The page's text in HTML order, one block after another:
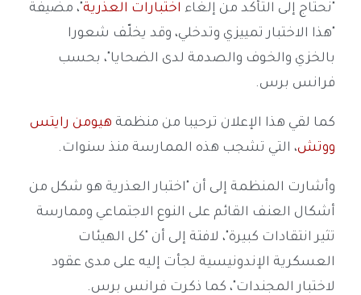
"نحتاج إلى التأكد من إلغاء اختبارات العذرية"، مضيفة
"هذا الاختبار تمييزي وتدخلي، وقد يخلّف شعورا
بالخزي والخوف والصدمة لدى الضحايا"، بحسب
فرانس برس.
كما لقي هذا الإعلان ترحيبا من منظمة هيومن رايتس
ووتش، التي تشجب هذه الممارسة منذ سنوات.
وأشارت المنظمة إلى أن "اختبار العذرية هو شكل من
أشكال العنف القائم على النوع الاجتماعي وممارسة
تثير انتقادات كبيرة"، لافتة إلى أن "كل الهيئات
العسكرية الإندونيسية لجأت إليه على مدى عقود
لاختبار المجندات"، كما ذكرت فرانس برس.